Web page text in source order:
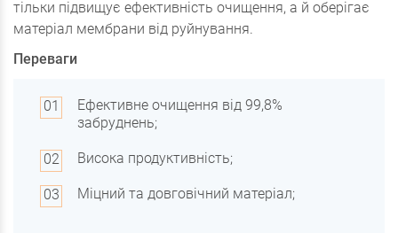
тільки підвищує ефективність очищення, а й оберігає
матеріал мембрани від руйнування.
Переваги
Ефективне очищення від 99,8%
забруднень;
Висока продуктивність;
Міцний та довговічний матеріал;